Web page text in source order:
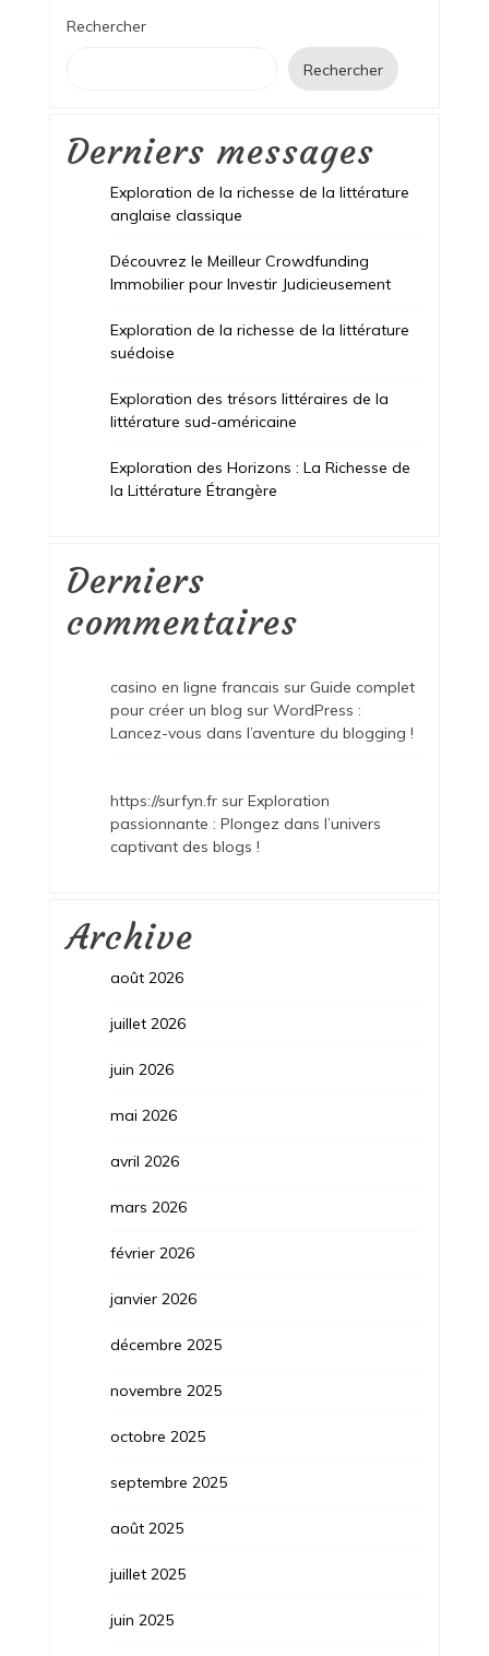
Rechercher
Rechercher
Derniers messages
Exploration de la richesse de la littérature
anglaise classique
Découvrez le Meilleur Crowdfunding
Immobilier pour Investir Judicieusement
Exploration de la richesse de la littérature
suédoise
Exploration des trésors littéraires de la
littérature sud-américaine
Exploration des Horizons : La Richesse de
la Littérature Étrangère
Derniers
commentaires
casino en ligne francais sur Guide complet
pour créer un blog sur WordPress :
Lancez-vous dans l’aventure du blogging !
https://surfyn.frsur Exploration
passionnante : Plongez dans l’univers
captivant des blogs !
Archive
août 2026
juillet 2026
juin 2026
mai 2026
avril 2026
mars 2026
février 2026
janvier 2026
décembre 2025
novembre 2025
octobre 2025
septembre 2025
août 2025
juillet 2025
juin 2025